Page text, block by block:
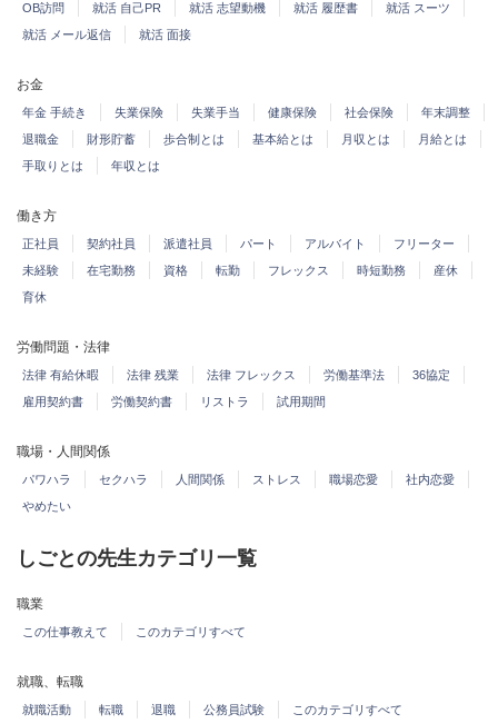
OB訪問
就活 自己PR 就活 志望動機 就活 履歴書
就活 スーツ
就活 メール返信
就活 面接
お金
年金 手続き 失業保険 失業手当 健康保険 社会保険
年末調整
退職金
財形貯蓄 歩合制とは 基本給とは 月収とは
月給とは
手取りとは
年収とは
働き方
正社員 契約社員 派遣社員 パート アルバイト
フリーター
未経験
在宅勤務 資格 転勤 フレックス 時短勤務
産休
育休
労働問題・法律
法律 有給休暇 法律 残業 法律 フレックス 労働基準法
36協定
雇用契約書
労働契約書 リストラ 試用期間
職場・人間関係
パワハラ セクハラ 人間関係 ストレス 職場恋愛
社内恋愛
やめたい
しごとの先生カテゴリ一覧
職業
この仕事教えて このカテゴリすべて
就職、転職
就職活動 転職 退職 公務員試験 このカテゴリすべて